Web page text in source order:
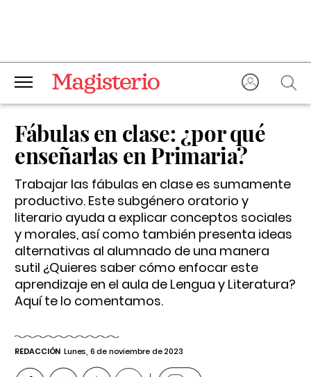
Fábulas en clase: ¿por qué
enseñarlas en Primaria?
Trabajar las fábulas en clase es sumamente
productivo. Este subgénero oratorio y
literario ayuda a explicar conceptos sociales
y morales, así como también presenta ideas
alternativas al alumnado de una manera
sutil ¿Quieres saber cómo enfocar este
aprendizaje en el aula de Lengua y Literatura?
Aquí te lo comentamos.
REDACCIÓN Lunes, 6 de noviembre de 2023